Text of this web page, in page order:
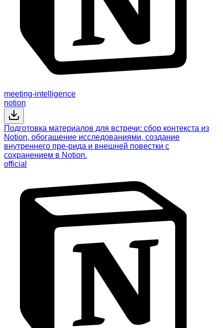
meeting-intelligence
notion
Подготовка материалов для встречи: сбор контекста из
Notion, обогащение исследованиями, создание
внутреннего пре-рида и внешней повестки с
сохранением в Notion.
official